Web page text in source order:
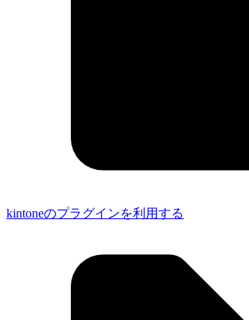
kintoneのプラグインを利用する